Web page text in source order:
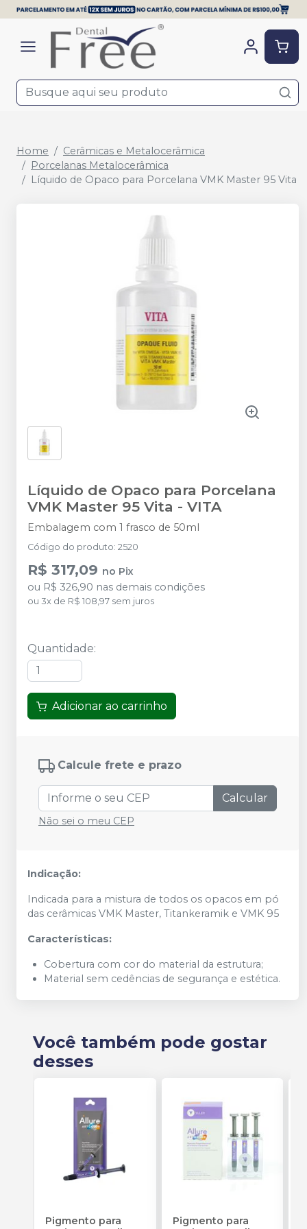
Home
Cerâmicas e Metalocerâmica
Porcelanas Metalocerâmica
Líquido de Opaco para Porcelana VMK Master 95 Vita
Líquido de Opaco para Porcelana
VMK Master 95 Vita - VITA
Embalagem com 1 frasco de 50ml
Código do produto: 2520
R$ 317,09 no Pix
ou R$ 326,90 nas demais condições
ou 3x de R$ 108,97 sem juros
Quantidade:
Adicionar ao carrinho
Calcule frete e prazo
Calcular
Não sei o meu CEP
Indicação:
Indicada para a mistura de todos os opacos em pó
das cerâmicas VMK Master, Titankeramik e VMK 95
Características:
Cobertura com cor do material da estrutura;
Material sem cedências de segurança e estética.
Você também pode gostar
desses
Pigmento para
Pigmento para